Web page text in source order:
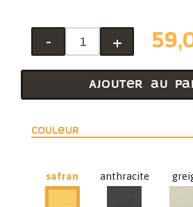
- +
Ajouter au
Couleur
safran
anthracite